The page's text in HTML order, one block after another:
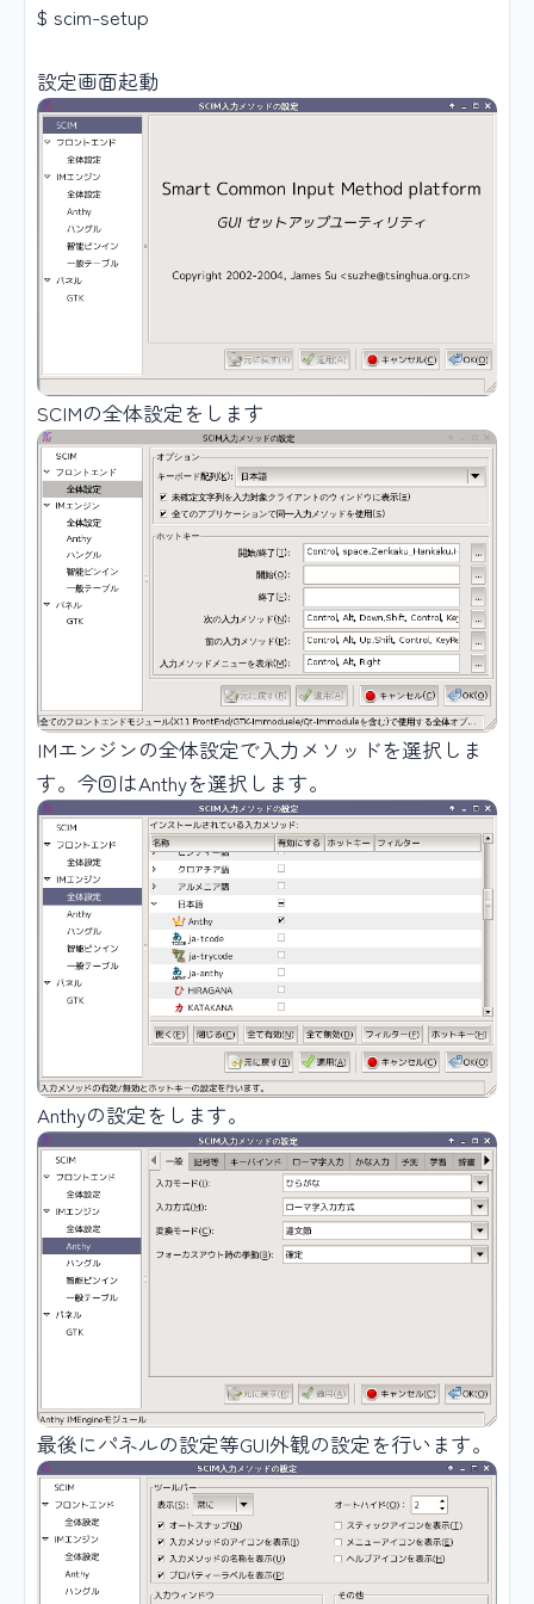
$ scim-setup
設定画面起動
SCIMの全体設定をします
IMエンジンの全体設定で入力メソッドを選択しま
す。今回はAnthyを選択します。
Anthyの設定をします。
最後にパネルの設定等GUI外観の設定を行います。